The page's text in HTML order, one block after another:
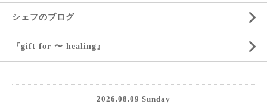
シェフのブログ
『gift for 〜 healing』
2026.08.09 Sunday